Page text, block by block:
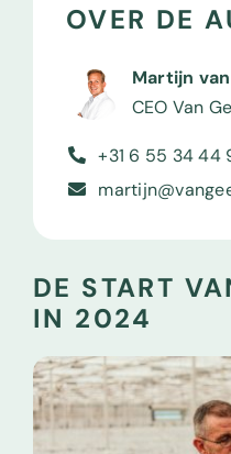
OVER DE
Martijn
CEO Van
+31 6 55 34 44
DE START
IN 2024